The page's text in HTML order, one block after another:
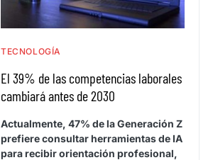
TECNOLOGÍA
El 39% de las competencias laborales
cambiará antes de 2030
Actualmente, 47% de la Generación Z
prefiere consultar herramientas de IA
para recibir orientación profesional,